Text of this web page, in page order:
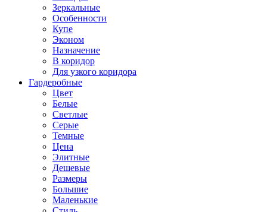
Зеркальные
Особенности
Купе
Эконом
Назначение
В коридор
Для узкого коридора
Гардеробные
Цвет
Белые
Светлые
Серые
Темные
Цена
Элитные
Дешевые
Размеры
Большие
Маленькие